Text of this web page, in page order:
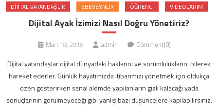
DIJITAL VATANDAŞLIK EBEVEYNLIK ÖĞRENCI VIDEOLARIM
Dijital Ayak İzimizi Nasıl Doğru Yönetiriz?
Mart 18, 2018 admin Comment(0)
Dijital vatandaşlar dijital dünyadaki haklarını ve sorumluluklarını bilerek
hareket ederler. Günlük hayatımızda itibarımızı yönetmek için oldukça
özen gösterirken sanal alemde yapılanların gizli kalacağı yada
sonuçlarının görülmeyeceği gibi yanlış bazı düşüncelere kapılabilirsiniz.